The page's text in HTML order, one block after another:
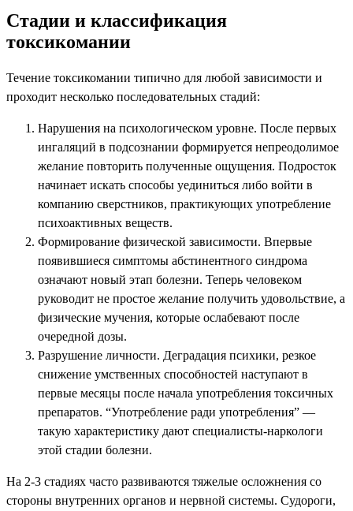
Стадии и классификация
токсикомании
Течение токсикомании типично для любой зависимости и
проходит несколько последовательных стадий:
Нарушения на психологическом уровне. После первых
ингаляций в подсознании формируется непреодолимое
желание повторить полученные ощущения. Подросток
начинает искать способы уединиться либо войти в
компанию сверстников, практикующих употребление
психоактивных веществ.
Формирование физической зависимости. Впервые
появившиеся симптомы абстинентного синдрома
означают новый этап болезни. Теперь человеком
руководит не простое желание получить удовольствие, а
физические мучения, которые ослабевают после
очередной дозы.
Разрушение личности. Деградация психики, резкое
снижение умственных способностей наступают в
первые месяцы после начала употребления токсичных
препаратов. “Употребление ради употребления” —
такую характеристику дают специалисты-наркологи
этой стадии болезни.
На 2-3 стадиях часто развиваются тяжелые осложнения со
стороны внутренних органов и нервной системы. Судороги,